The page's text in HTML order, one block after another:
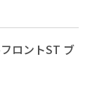
ロントST ブ